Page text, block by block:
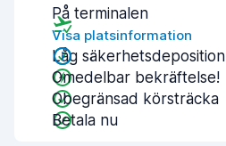
På terminalen
Visa platsinformation
Låg säkerhetsdeposition
Omedelbar bekräftelse!
Obegränsad körsträcka
Betala nu